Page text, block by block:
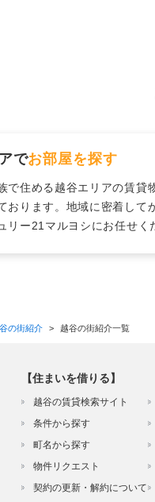
でお部屋を探す
で住める越谷エリアの賃貸
おります。地域に密着して
リー21マルヨシにお任せく
の街紹介 > 越谷の街紹介一覧
【住まいを借りる】
越谷の賃貸検索サイト
条件から探す
町名から探す
物件リクエスト
契約の更新・解約について